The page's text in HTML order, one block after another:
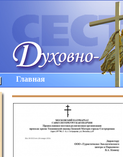
Главная